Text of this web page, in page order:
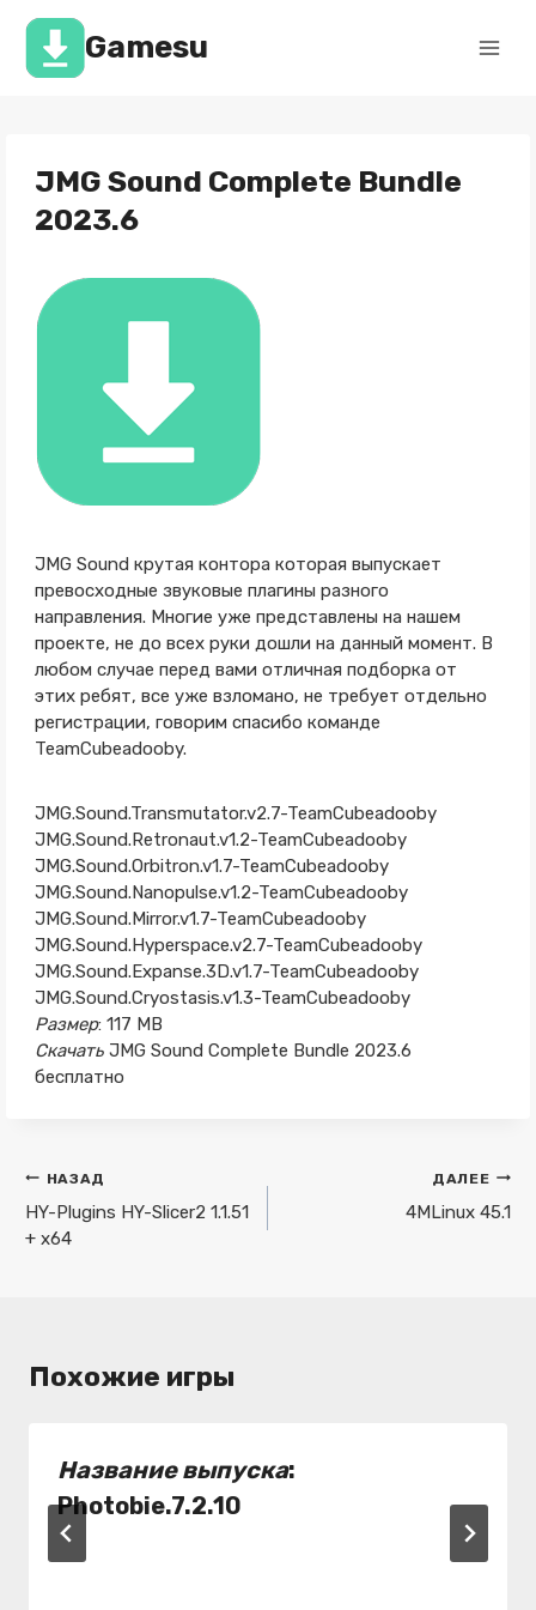
Перейти
содержимомуGamesu
JMG Sound Complete Bundle
2023.6
JMG Sound крутая контора которая выпускает
превосходные звуковые плагины разного
направления. Многие уже представлены на нашем
проекте, не до всех руки дошли на данный момент. В
любом случае перед вами отличная подборка от
этих ребят, все уже взломано, не требует отдельно
регистрации, говорим спасибо команде
TeamCubeadooby.
JMG.Sound.Transmutator.v2.7-TeamCubeadooby
JMG.Sound.Retronaut.v1.2-TeamCubeadooby
JMG.Sound.Orbitron.v1.7-TeamCubeadooby
JMG.Sound.Nanopulse.v1.2-TeamCubeadooby
JMG.Sound.Mirror.v1.7-TeamCubeadooby
JMG.Sound.Hyperspace.v2.7-TeamCubeadooby
JMG.Sound.Expanse.3D.v1.7-TeamCubeadooby
JMG.Sound.Cryostasis.v1.3-TeamCubeadooby
Размер: 117 MB
Скачать JMG Sound Complete Bundle 2023.6
бесплатно
Навигация
по
записям
НАЗАД
HY-Plugins HY-Slicer2 1.1.51
+ x64
ДАЛЕЕ
4MLinux 45.1
Похожие игры
Название выпуска:
Photobie.7.2.10